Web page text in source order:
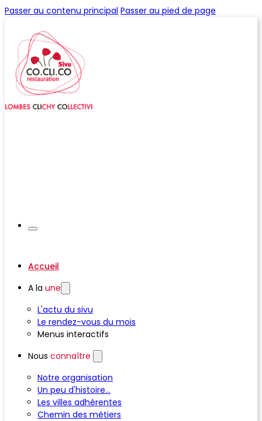
Passer au contenu principal Passer au pied de page
Accueil
A la une
L'actu du sivu
Le rendez-vous du mois
Menus interactifs
Nous connaître
Notre organisation
Un peu d'histoire...
Les villes adhérentes
Chemin des métiers